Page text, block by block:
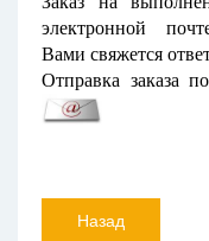
электронной
Вами свяжется
Отправка заказа
Назад